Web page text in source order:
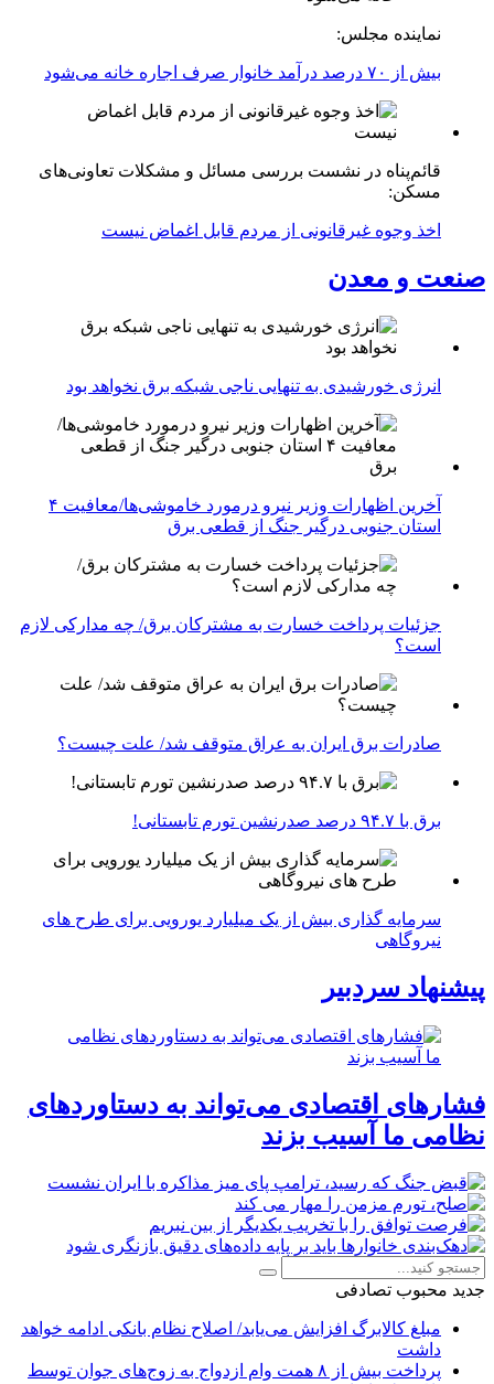
نماینده مجلس:
بیش از ۷۰ درصد درآمد خانوار صرف اجاره خانه می‌شود
قائم‌پناه در نشست بررسی مسائل و مشکلات تعاونی‌های
مسکن:
اخذ وجوه غیرقانونی از مردم قابل اغماض نیست
صنعت و معدن
انرژی خورشیدی به تنهایی ناجی شبکه برق نخواهد بود
آخرین اظهارات وزیر نیرو درمورد خاموشی‌ها/معافیت ۴
استان جنوبی درگیر جنگ از قطعی برق
جزئیات پرداخت خسارت به مشترکان برق/ چه مدارکی لازم
است؟
صادرات برق ایران به عراق متوقف شد/ علت چیست؟
برق با ۹۴.۷ درصد صدرنشین تورم تابستانی!
سرمایه گذاری بیش از یک میلیارد یورویی برای طرح های
نیروگاهی
پیشنهاد سردبیر
فشارهای اقتصادی می‌تواند به دستاوردهای
نظامی ما آسیب بزند
جدید محبوب تصادفی
مبلغ کالابرگ افزایش می‌یابد/ اصلاح نظام بانکی ادامه خواهد
داشت
پرداخت بیش از ۸ همت وام ازدواج به زوج‌های جوان توسط